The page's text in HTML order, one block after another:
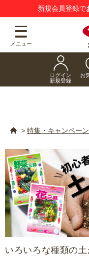
【注意喚起】悪
メニュー
ログイン
新規登録
お
> 特集・キャンペーン
いろいろな種類の